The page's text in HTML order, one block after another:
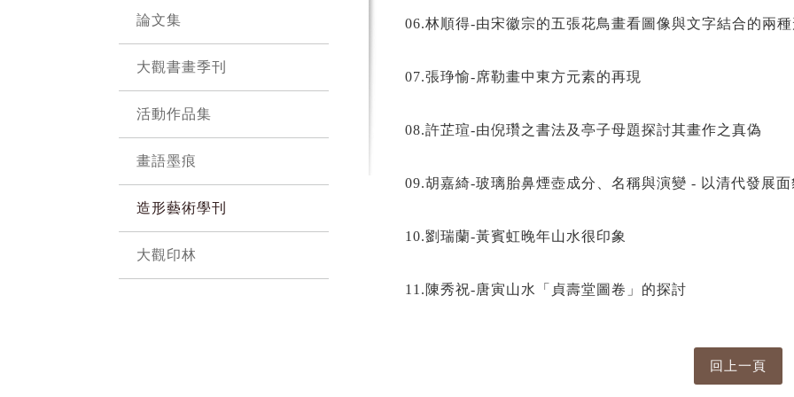
論文集
大觀書畫季刊
活動作品集
畫語墨痕
造形藝術學刊
大觀印林
06.林順得-由宋徽宗的五張花鳥畫看圖像與文字結合的兩
07.張琤愉-席勒畫中東方元素的再現
08.許芷瑄-由倪瓚之書法及亭子母題探討其畫作之真偽
09.胡嘉綺-玻璃胎鼻煙壺成分、名稱與演變 - 以清代發展面
10.劉瑞蘭-黃賓虹晚年山水很印象
11.陳秀祝-唐寅山水「貞壽堂圖卷」的探討